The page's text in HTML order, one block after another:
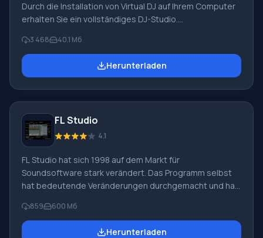
Durch die Installation von Virtual DJ auf Ihrem Computer
erhalten Sie ein vollständiges DJ-Studio.
einzigartiges und innovatives Werkzeug zur
Verarbeitung von Musik- und Audioinhalten. Diese
Anwendung ist eine vollwertige Plattform für alle, die
3 468 40.1 Мб
Herunterladen
FL Studio
4.1
FL Studio hat sich 1998 auf dem Markt für
Soundsoftware stark verändert. Das Programm selbst
hat bedeutende Veränderungen durchgemacht und hat
entwickelt, mit dem Musik und Audio in fast jedem Stil
erstellt werden können. Die Beliebtheit von FL Studio
859 600 Мб
Herunterladen